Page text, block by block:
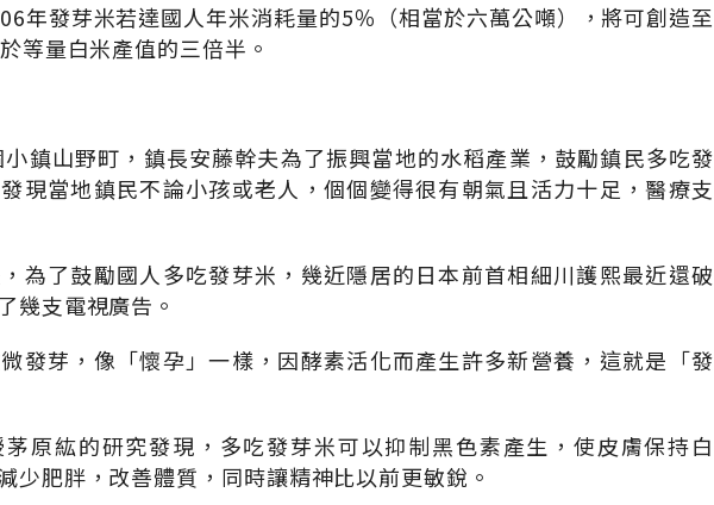
年發芽米若達國人年米消耗量的5％（相當於六萬公噸），將可創造至
等量白米產值的三倍半。
鎮山野町，鎮長安藤幹夫為了振興當地的水稻產業，鼓勵鎮民多吃發
現當地鎮民不論小孩或老人，個個變得很有朝氣且活力十足，醫療支
為了鼓勵國人多吃發芽米，幾近隱居的日本前首相細川護熙最近還破
幾支電視廣告。
發芽，像「懷孕」一樣，因酵素活化而產生許多新營養，這就是「發
原紘的研究發現，多吃發芽米可以抑制黑色素產生，使皮膚保持白
少肥胖，改善體質，同時讓精神比以前更敏銳。